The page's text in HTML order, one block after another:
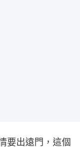
要出遠門，這個